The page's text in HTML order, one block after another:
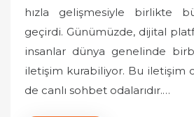
t
e
d
o
hızla gelişmesiyle birlikte
geçirdi. Günümüzde, dijital
insanlar dünya genelinde
iletişim kurabiliyor. Bu iletişim
de canlı sohbet odalarıdır.…